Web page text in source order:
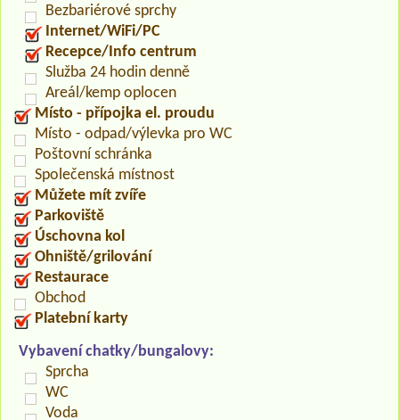
Bezbariérové sprchy
Internet/WiFi/PC
Recepce/Info centrum
Služba 24 hodin denně
Areál/kemp oplocen
Místo - přípojka el. proudu
Místo - odpad/výlevka pro WC
Poštovní schránka
Společenská místnost
Můžete mít zvíře
Parkoviště
Úschovna kol
Ohniště/grilování
Restaurace
Obchod
Platební karty
Vybavení chatky/bungalovy:
Sprcha
WC
Voda